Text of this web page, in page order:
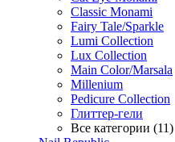
Classic Monami
Fairy Tale/Sparkle
Lumi Collection
Lux Collection
Main Color/Marsala
Millenium
Pedicure Collection
Глиттер-гели
Все категории (11)